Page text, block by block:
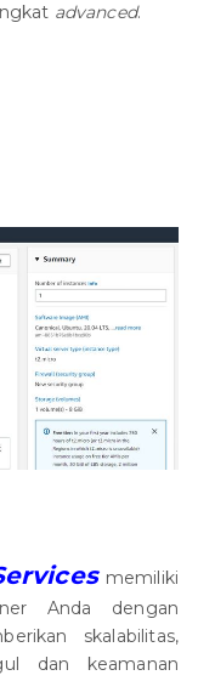
advanced.
memiliki
Anda dengan
skalabilitas,
dan keamanan